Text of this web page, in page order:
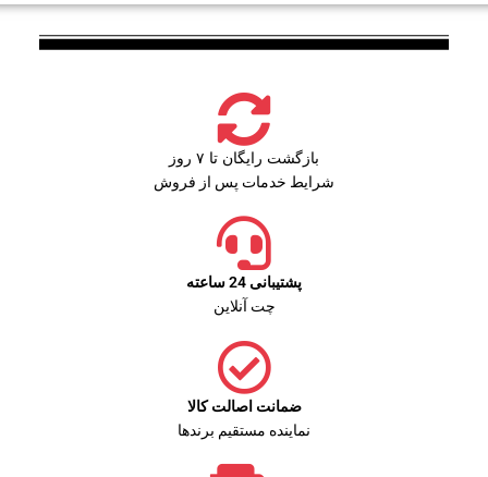
بازگشت رایگان تا ۷ روز
شرایط خدمات پس از فروش
پشتیبانی 24 ساعته
چت آنلاین
ضمانت اصالت کالا
نماینده مستقیم برندها